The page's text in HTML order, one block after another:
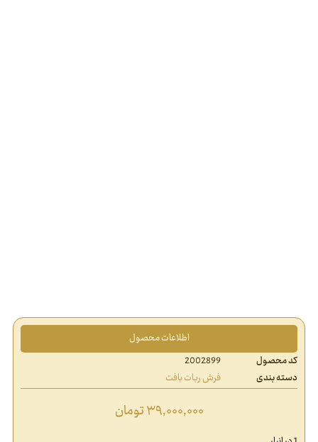
اطلاعات محصول
کد محصول
2002899
دسته بندی
فرش ربات بافت
۳۹,۰۰۰,۰۰۰تومان